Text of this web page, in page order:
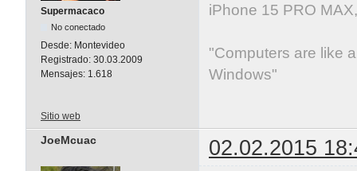
Supermacaco
No conectado
Desde: Montevideo
Registrado: 30.03.2009
Mensajes: 1.618
iPhone 15 PRO
"Computers are like
Windows"
Sitio web
JoeMcuac 02.02.2015